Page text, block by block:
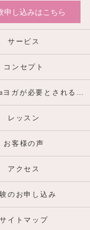
申し込みはこちら
サービス
コンセプト
大阪でMunaヨガが必要とされる理由
レッスン
お客様の声
アクセス
のお申し込み
サイトマップ